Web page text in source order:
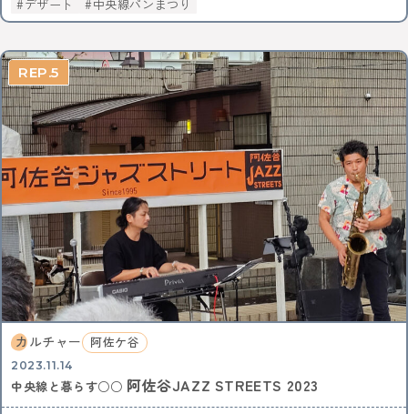
デザート
中央線パンまつり
5
カルチャー 阿佐ケ谷
2023.11.14
中央線と暮らす○○ 阿佐谷JAZZ STREETS 2023